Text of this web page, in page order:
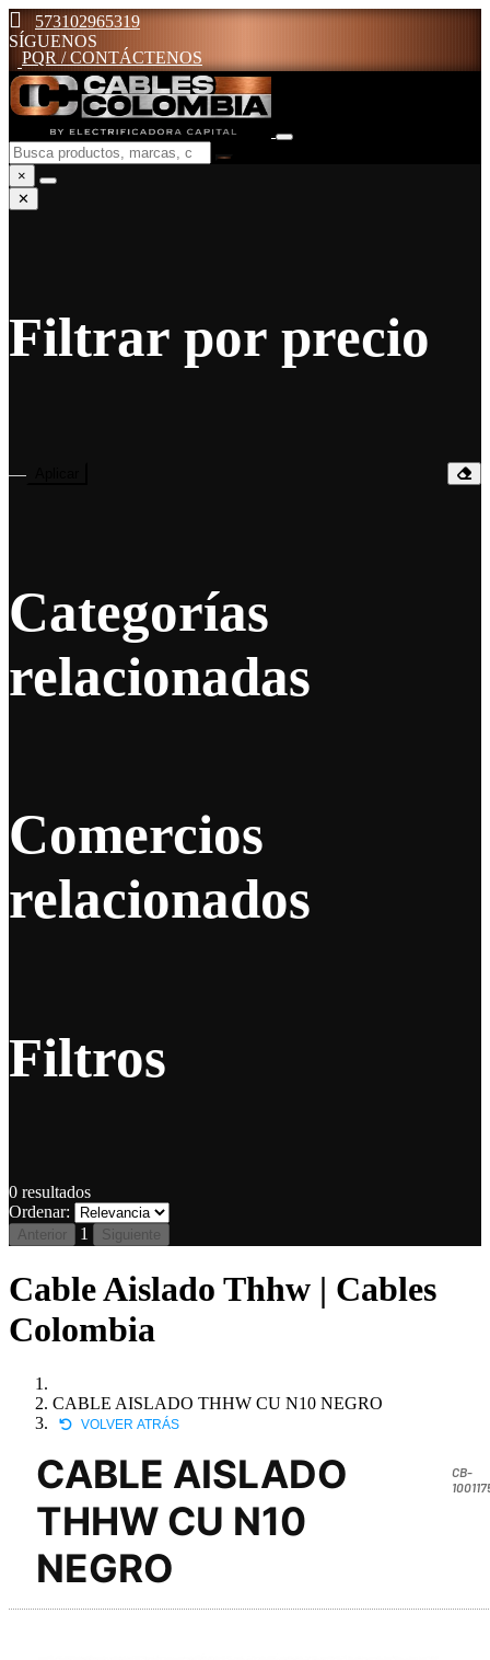
573102965319
SÍGUENOS
PQR / CONTÁCTENOS
×
✕
Filtrar por precio
—
Categorías
relacionadas
Comercios
relacionados
Filtros
0 resultados
Ordenar:
Anterior 1 Siguiente
Cable Aislado Thhw | Cables
Colombia
CABLE AISLADO THHW CU N10 NEGRO
VOLVER ATRÁS
CABLE AISLADO
THHW CU N10
NEGRO
CB-